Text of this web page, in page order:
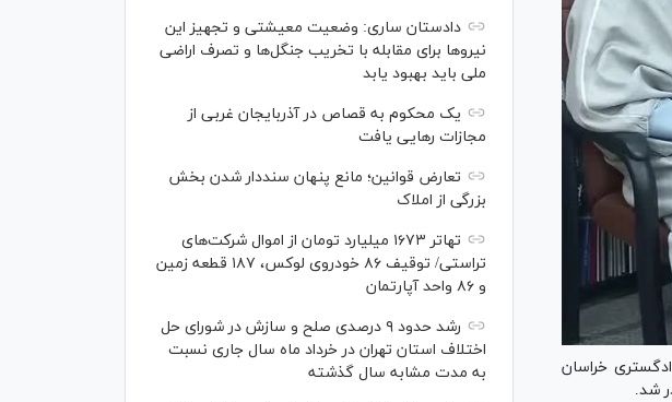
کل دادگستری خراسان
شد.
دادستان ساری: وضعیت معیشتی و تجهیز این
نیرو‌ها برای مقابله با تخریب جنگل‌ها و تصرف اراضی
ملی باید بهبود یابد
یک محکوم به قصاص در آذربایجان‌ غربی از
مجازات رهایی یافت
تعارض قوانین؛ مانع پنهان سنددار شدن بخش
بزرگی از املاک
تهاتر ۱۶۷۳ میلیارد تومان از اموال شرکت‌های
تراستی/ توقیف ۸۶ خودروی لوکس، ۱۸۷ قطعه زمین
و ۸۶ واحد آپارتمان
رشد حدود ۹ درصدی صلح و سازش در شورای حل
اختلاف استان تهران در خرداد ماه سال جاری نسبت
به مدت مشابه سال گذشته